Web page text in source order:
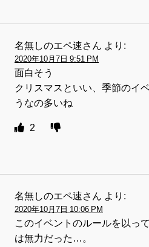
名無しのエペ速さん より:
2020年10月7日 9:51 PM
面白そう
クリスマスといい、季節のイ
うなの多いね
2
名無しのエペ速さん より:
2020年10月7日 10:06 PM
このイベントのルールを以っ
は無力だった…。